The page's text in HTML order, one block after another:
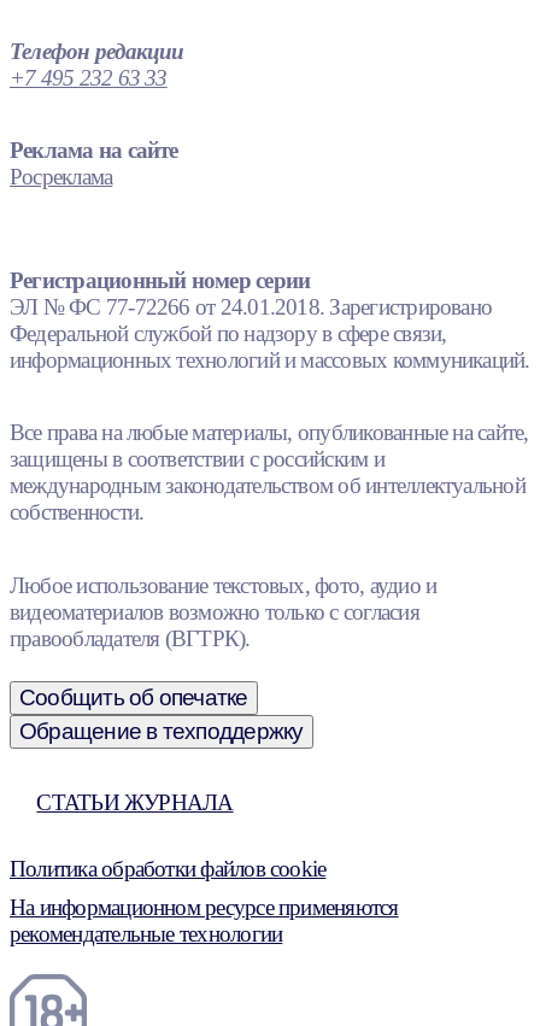
Телефон редакции
+7 495 232 63 33
Реклама на сайте
Росреклама
Регистрационный номер серии
ЭЛ № ФС 77-72266 от 24.01.2018. Зарегистрировано
Федеральной службой по надзору в сфере связи,
информационных технологий и массовых коммуникаций.
Все права на любые материалы, опубликованные на сайте,
защищены в соответствии с российским и
международным законодательством об интеллектуальной
собственности.
Любое использование текстовых, фото, аудио и
видеоматериалов возможно только с согласия
правообладателя (ВГТРК).
Сообщить об опечатке
Обращение в техподдержку
СТАТЬИ ЖУРНАЛА
Политика обработки файлов cookie
На информационном ресурсе применяются
рекомендательные технологии